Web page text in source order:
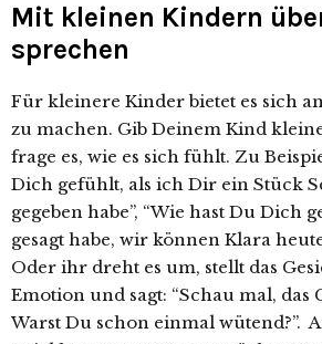
Mit kleinen Kindern
sprechen
Für kleinere Kinder bietet es sich
zu machen. Gib Deinem Kind
frage es, wie es sich fühlt. Zu
Dich gefühlt, als ich Dir ein Stück
gegeben habe”, “Wie hast Du Dich
gesagt habe, wir können Klara
Oder ihr dreht es um, stellt das
Emotion und sagt: “Schau mal, das
Warst Du schon einmal wütend?”.